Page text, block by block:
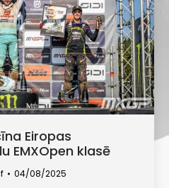
Eiropas
EMXOpen klasē
04/08/2025